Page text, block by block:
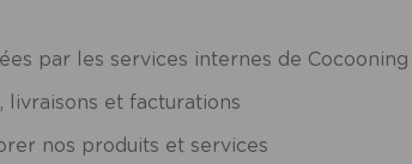
par les services internes de Cocooning
et facturations
nos produits et services